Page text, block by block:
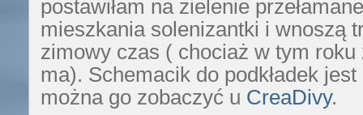
postawiłam na zielenie
mieszkania solenizantki i wnoszą
zimowy czas ( chociaż w tym
ma). Schemacik do podkładek
można go zobaczyć u CreaDivy.